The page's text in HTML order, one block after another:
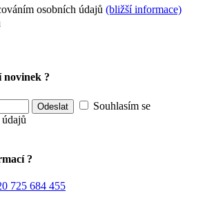
osobních údajů (bližší informace)
novinek ?
Souhlasím se
?
725 684 455